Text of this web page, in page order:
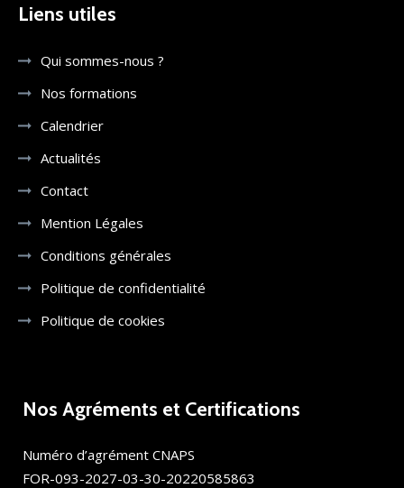
Liens utiles
Qui sommes-nous ?
Nos formations
Calendrier
Actualités
Contact
Mention Légales
Conditions générales
Politique de confidentialité
Politique de cookies
Nos Agréments et Certifications
Numéro d’agrément CNAPS
FOR-093-2027-03-30-20220585863